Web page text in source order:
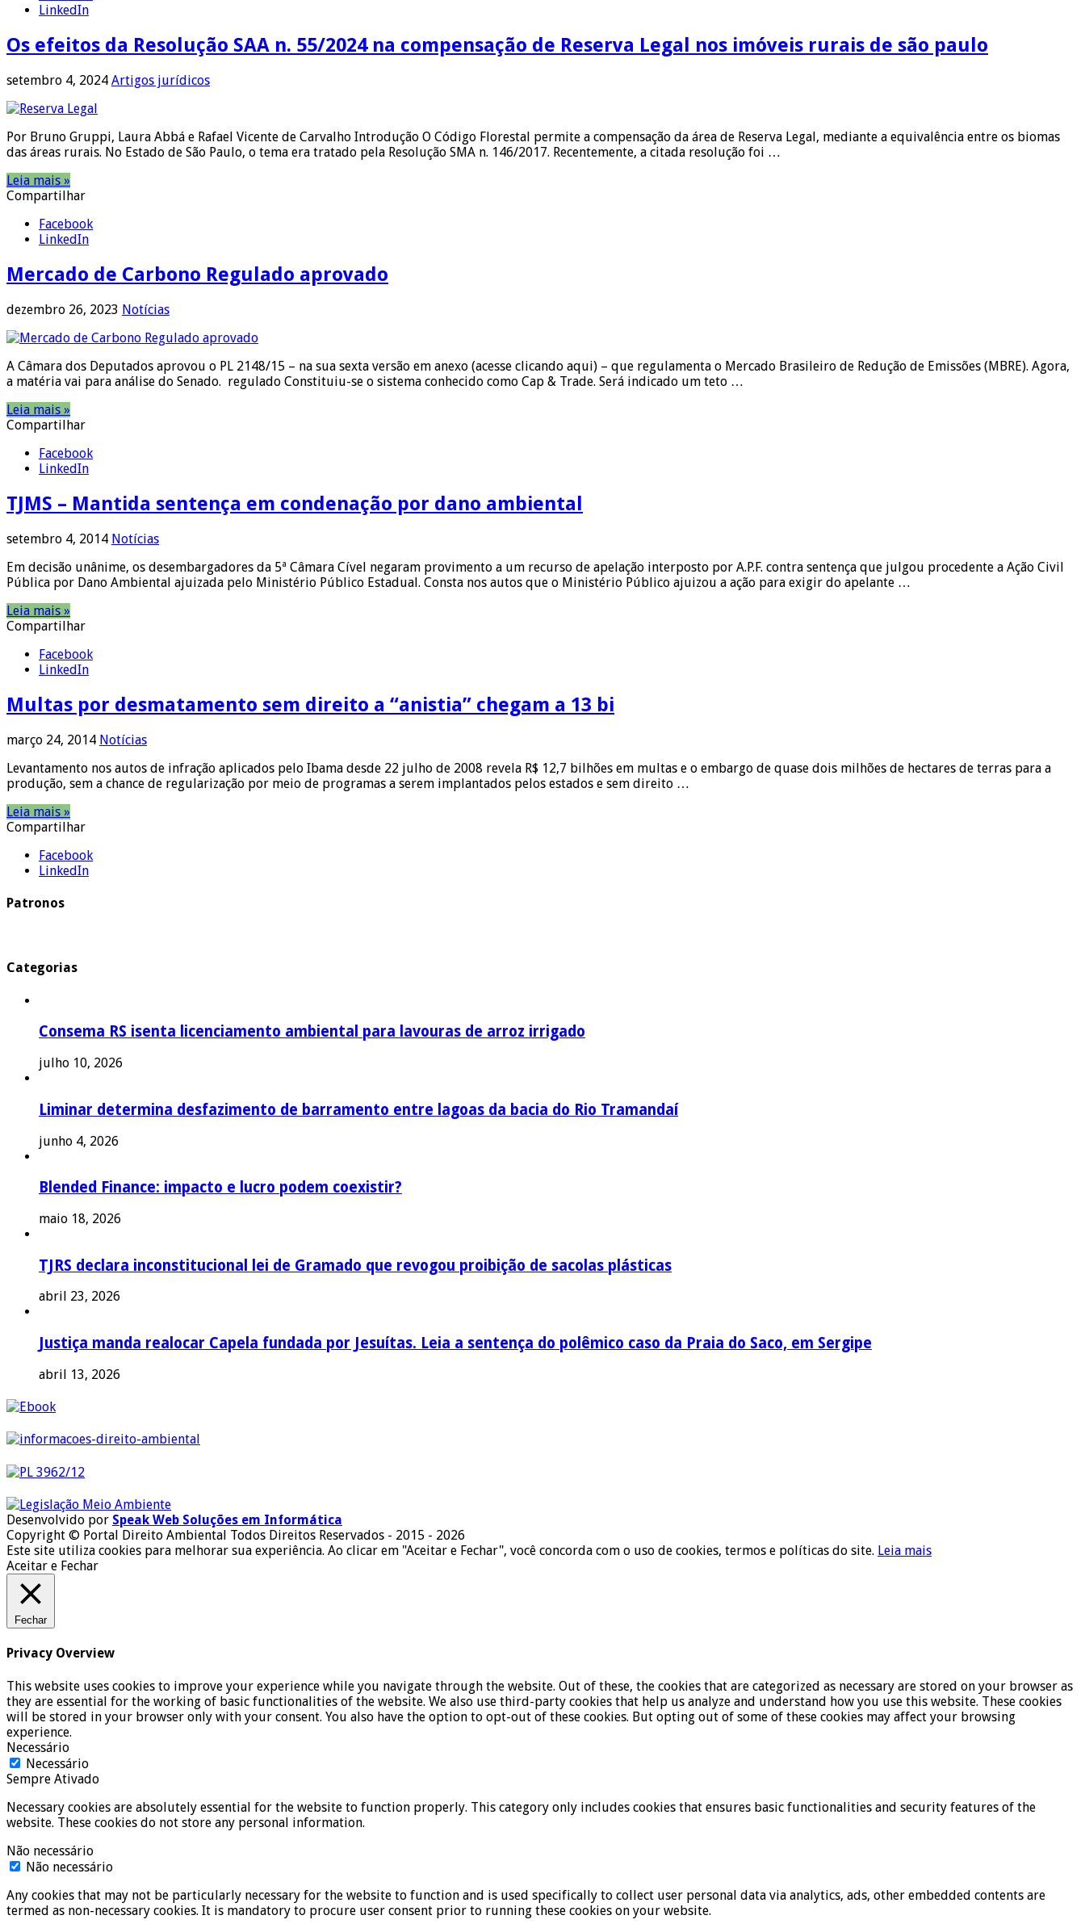
LinkedIn
Os efeitos da Resolução SAA n. 55/2024 na compensação de Reserva Legal nos imóveis rurais de são paulo
setembro 4, 2024 Artigos jurídicos
Por Bruno Gruppi, Laura Abbá e Rafael Vicente de Carvalho Introdução O Código Florestal permite a compensação da área de Reserva Legal, mediante a equivalência entre os biomas
das áreas rurais. No Estado de São Paulo, o tema era tratado pela Resolução SMA n. 146/2017. Recentemente, a citada resolução foi …
Leia mais »
Compartilhar
Facebook
LinkedIn
Mercado de Carbono Regulado aprovado
dezembro 26, 2023 Notícias
A Câmara dos Deputados aprovou o PL 2148/15 – na sua sexta versão em anexo (acesse clicando aqui) – que regulamenta o Mercado Brasileiro de Redução de Emissões (MBRE). Agora,
a matéria vai para análise do Senado. regulado Constituiu-se o sistema conhecido como Cap & Trade. Será indicado um teto …
Leia mais »
Compartilhar
Facebook
LinkedIn
TJMS – Mantida sentença em condenação por dano ambiental
setembro 4, 2014 Notícias
Em decisão unânime, os desembargadores da 5ª Câmara Cível negaram provimento a um recurso de apelação interposto por A.P.F. contra sentença que julgou procedente a Ação Civil
Pública por Dano Ambiental ajuizada pelo Ministério Público Estadual. Consta nos autos que o Ministério Público ajuizou a ação para exigir do apelante …
Leia mais »
Compartilhar
Facebook
LinkedIn
Multas por desmatamento sem direito a “anistia” chegam a 13 bi
março 24, 2014 Notícias
Levantamento nos autos de infração aplicados pelo Ibama desde 22 julho de 2008 revela R$ 12,7 bilhões em multas e o embargo de quase dois milhões de hectares de terras para a
produção, sem a chance de regularização por meio de programas a serem implantados pelos estados e sem direito …
Leia mais »
Compartilhar
Facebook
LinkedIn
Patronos
Categorias
Consema RS isenta licenciamento ambiental para lavouras de arroz irrigado
julho 10, 2026
Liminar determina desfazimento de barramento entre lagoas da bacia do Rio Tramandaí
junho 4, 2026
Blended Finance: impacto e lucro podem coexistir?
maio 18, 2026
TJRS declara inconstitucional lei de Gramado que revogou proibição de sacolas plásticas
abril 23, 2026
Justiça manda realocar Capela fundada por Jesuítas. Leia a sentença do polêmico caso da Praia do Saco, em Sergipe
abril 13, 2026
Desenvolvido por Speak Web Soluções em Informática
Copyright © Portal Direito Ambiental Todos Direitos Reservados - 2015 - 2026
Este site utiliza cookies para melhorar sua experiência. Ao clicar em "Aceitar e Fechar", você concorda com o uso de cookies, termos e políticas do site. Leia mais
Aceitar e Fechar
Fechar
Privacy Overview
This website uses cookies to improve your experience while you navigate through the website. Out of these, the cookies that are categorized as necessary are stored on your browser as
they are essential for the working of basic functionalities of the website. We also use third-party cookies that help us analyze and understand how you use this website. These cookies
will be stored in your browser only with your consent. You also have the option to opt-out of these cookies. But opting out of some of these cookies may affect your browsing
experience.
Necessário
Necessário
Sempre Ativado
Necessary cookies are absolutely essential for the website to function properly. This category only includes cookies that ensures basic functionalities and security features of the
website. These cookies do not store any personal information.
Não necessário
Não necessário
Any cookies that may not be particularly necessary for the website to function and is used specifically to collect user personal data via analytics, ads, other embedded contents are
termed as non-necessary cookies. It is mandatory to procure user consent prior to running these cookies on your website.